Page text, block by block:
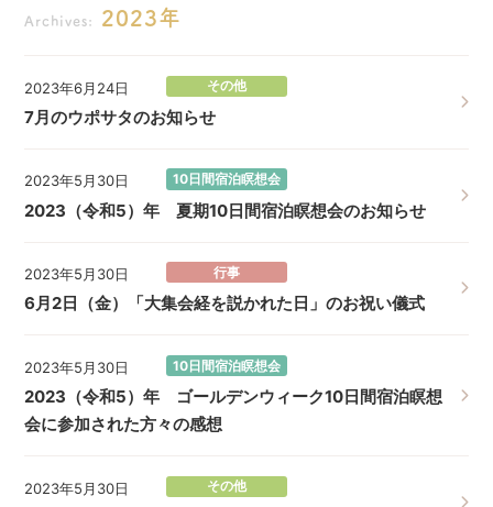
Archives: 2023年
2023年6月24日 その他
7月のウポサタのお知らせ
2023年5月30日 10日間宿泊瞑想会
2023（令和5）年 夏期10日間宿泊瞑想会のお知らせ
2023年5月30日 行事
6月2日（金）「大集会経を説かれた日」のお祝い儀式
2023年5月30日 10日間宿泊瞑想会
2023（令和5）年 ゴールデンウィーク10日間宿泊瞑想
会に参加された方々の感想
2023年5月30日 その他